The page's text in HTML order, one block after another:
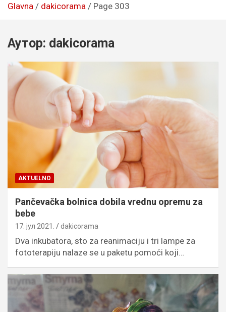
Glavna dakicorama Page 303
Аутор: dakicorama
AKTUELNO
Pančevačka bolnica dobila vrednu opremu za
bebe
17. јул 2021. dakicorama
Dva inkubatora, sto za reanimaciju i tri lampe za
fototerapiju nalaze se u paketu pomoći koji…